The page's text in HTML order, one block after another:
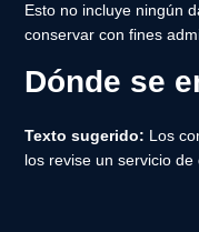
Esto no incluye ningún
conservar con fines
Dónde se
Texto sugerido: Los
los revise un servicio de